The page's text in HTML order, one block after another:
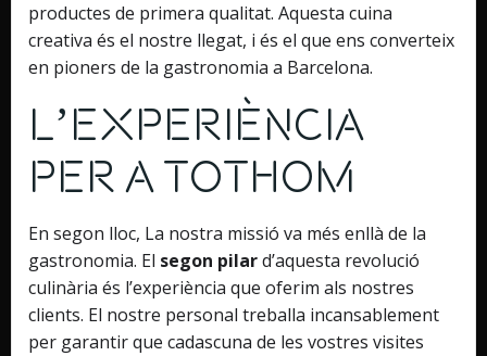
productes de primera qualitat. Aquesta cuina
creativa és el nostre llegat, i és el que ens converteix
en pioners de la gastronomia a Barcelona.
L’Experiència
per a Tothom
En segon lloc, La nostra missió va més enllà de la
gastronomia. El segon pilard’aquesta revolució
culinària és l’experiència que oferim als nostres
clients. El nostre personal treballa incansablement
per garantir que cadascuna de les vostres visites